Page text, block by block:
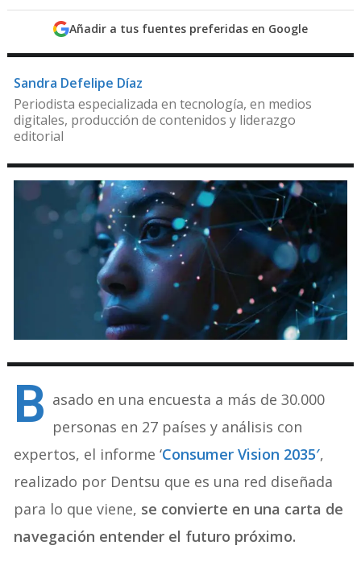
Añadir a tus fuentes preferidas en Google
Sandra Defelipe Díaz
Periodista especializada en tecnología, en medios
digitales, producción de contenidos y liderazgo
editorial
B asado en una encuesta a más de 30.000
personas en 27 países y análisis con
expertos, el informe ‘Consumer Vision 2035′,
realizado por Dentsu que es una red diseñada
para lo que viene, se convierte en una carta de
navegación entender el futuro próximo.